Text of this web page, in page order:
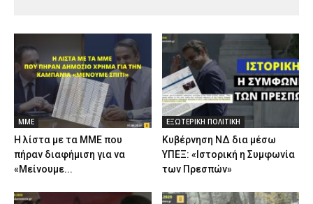
ΜΜΕ
Η λίστα με τα ΜΜΕ που
πήραν διαφήμιση για να
«Μείνουμε...
ΕΞΩΤΕΡΙΚΗ ΠΟΛΙΤΙΚΗ
Κυβέρνηση ΝΔ δια μέσω
ΥΠΕΞ: «Ιστορική η Συμφωνία
των Πρεσπών»